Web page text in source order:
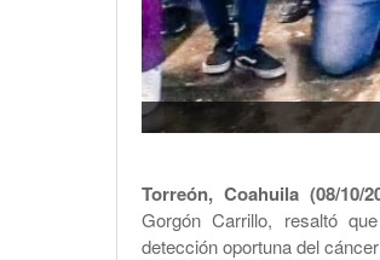
Torreón, Coahuila (08/10/
Gorgón Carrillo, resaltó
detección oportuna del